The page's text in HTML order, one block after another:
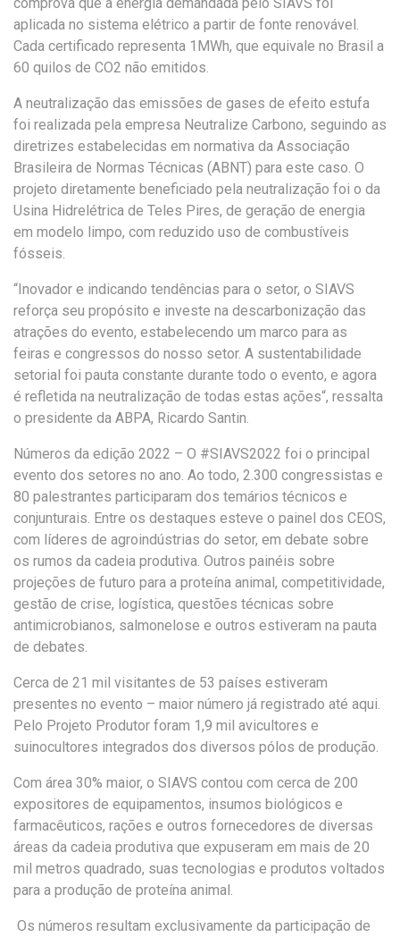
aplicada no sistema elétrico a partir de fonte renovável.
Cada certificado representa 1MWh, que equivale no Brasil a
60 quilos de CO2 não emitidos.
A neutralização das emissões de gases de efeito estufa
foi realizada pela empresa Neutralize Carbono, seguindo as
diretrizes estabelecidas em normativa da Associação
Brasileira de Normas Técnicas (ABNT) para este caso. O
projeto diretamente beneficiado pela neutralização foi o da
Usina Hidrelétrica de Teles Pires, de geração de energia
em modelo limpo, com reduzido uso de combustíveis
fósseis.
“Inovador e indicando tendências para o setor, o SIAVS
reforça seu propósito e investe na descarbonização das
atrações do evento, estabelecendo um marco para as
feiras e congressos do nosso setor. A sustentabilidade
setorial foi pauta constante durante todo o evento, e agora
é refletida na neutralização de todas estas ações“, ressalta
o presidente da ABPA, Ricardo Santin.
Números da edição 2022 – O #SIAVS2022 foi o principal
evento dos setores no ano. Ao todo, 2.300 congressistas e
80 palestrantes participaram dos temários técnicos e
conjunturais. Entre os destaques esteve o painel dos CEOS,
com líderes de agroindústrias do setor, em debate sobre
os rumos da cadeia produtiva. Outros painéis sobre
projeções de futuro para a proteína animal, competitividade,
gestão de crise, logística, questões técnicas sobre
antimicrobianos, salmonelose e outros estiveram na pauta
de debates.
Cerca de 21 mil visitantes de 53 países estiveram
presentes no evento – maior número já registrado até aqui.
Pelo Projeto Produtor foram 1,9 mil avicultores e
suinocultores integrados dos diversos pólos de produção.
Com área 30% maior, o SIAVS contou com cerca de 200
expositores de equipamentos, insumos biológicos e
farmacêuticos, rações e outros fornecedores de diversas
áreas da cadeia produtiva que expuseram em mais de 20
mil metros quadrado, suas tecnologias e produtos voltados
para a produção de proteína animal.
Os números resultam exclusivamente da participação de